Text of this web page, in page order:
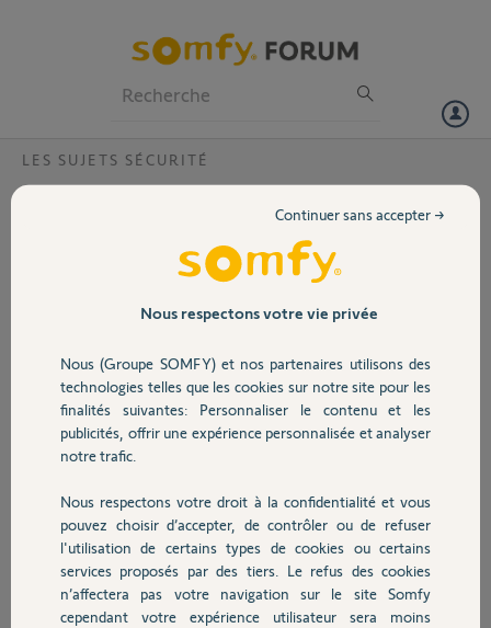
Volet
Sécurité
Domotique
Chauffage
Autres produits
LES SUJETS SÉCURITÉ
caméra non opérationnelle ?
Je possède un Kit alarme sans fil Protexiom Pack Exclusif GSM somfy
pour cause de "Caméra non opérationnelle" sur la liste de mes
détecteurs , comment supprimer ou désactiver cette option ?
J'ai cru voir sur le forum qu'un "superviseur" somfy pouvait accéder à
distance sur mon alarme et faire le nécessaire ?
merci ...
christophe H.
il y a environ 9 ans
Participer au fil de discussion
Nous respectons votre vie privée
Nous (Groupe SOMFY) et nos partenaires utilisons des
technologies telles que les cookies sur notre site pour les
finalités suivantes: Personnaliser le contenu et les
publicités, offrir une expérience personnalisée et analyser
notre trafic.
Nous respectons votre droit à la confidentialité et vous
pouvez choisir d’accepter, de contrôler ou de refuser
l'utilisation de certains types de cookies ou certains
services proposés par des tiers. Le refus des cookies
n’affectera pas votre navigation sur le site Somfy
cependant votre expérience utilisateur sera moins
Continuer sans accepter →